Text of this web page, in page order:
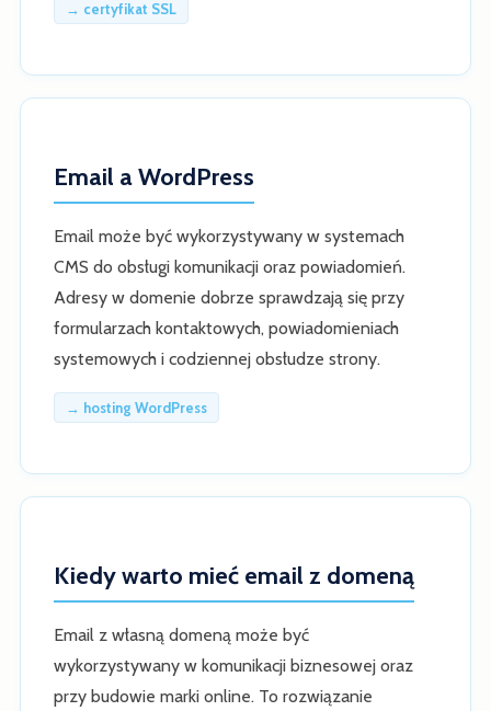
→ certyfikat SSL
Email a WordPress
Email może być wykorzystywany w systemach
CMS do obsługi komunikacji oraz powiadomień.
Adresy w domenie dobrze sprawdzają się przy
formularzach kontaktowych, powiadomieniach
systemowych i codziennej obsłudze strony.
→ hosting WordPress
Kiedy warto mieć email z domeną
Email z własną domeną może być
wykorzystywany w komunikacji biznesowej oraz
przy budowie marki online. To rozwiązanie